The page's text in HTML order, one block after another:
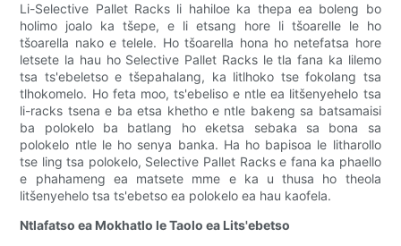
Li-Selective Pallet Racks li hahiloe ka thepa ea boleng bo
holimo joalo ka tšepe, e li etsang hore li tšoarelle le ho
tšoarella nako e telele. Ho tšoarella hona ho netefatsa hore
letsete la hau ho Selective Pallet Racks le tla fana ka lilemo
tsa ts'ebeletso e tšepahalang, ka litlhoko tse fokolang tsa
tlhokomelo. Ho feta moo, ts'ebeliso e ntle ea litšenyehelo tsa
li-racks tsena e ba etsa khetho e ntle bakeng sa batsamaisi
ba polokelo ba batlang ho eketsa sebaka sa bona sa
polokelo ntle le ho senya banka. Ha ho bapisoa le litharollo
tse ling tsa polokelo, Selective Pallet Racks e fana ka phaello
e phahameng ea matsete mme e ka u thusa ho theola
litšenyehelo tsa ts'ebetso ea polokelo ea hau kaofela.
Ntlafatso ea Mokhatlo le Taolo ea Lits'ebetso